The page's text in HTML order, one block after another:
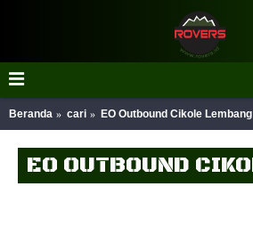
Beranda cari EO Outbound Cikole Lembang